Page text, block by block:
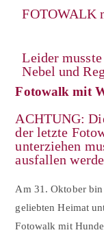
FOTOWALK
Leider
Nebel und
Fotowalk mit
ACHTUNG:
der letzte
unterziehen
ausfallen werde
Am 31. Oktober
geliebten Heimat
Fotowalk mit